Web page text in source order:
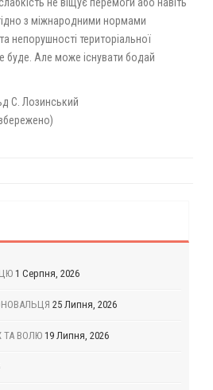
з міжнародними нормами
непорушності територіальної
буде. Але може існувати бодай
С. Лозинський
1 Серпня, 2026
25 Липня, 2026
ТА ВОЛЮ 19 Липня, 2026